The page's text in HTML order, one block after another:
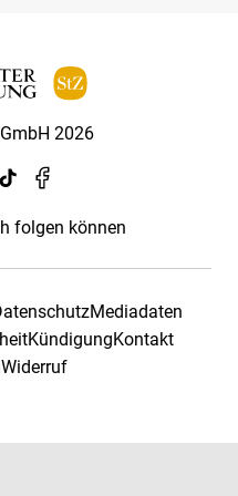
2026
folgen können
Mediadaten
KündigungKontakt
Widerruf